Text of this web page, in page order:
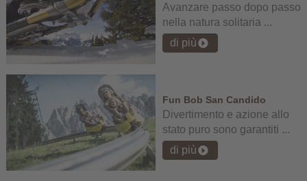
Avanzare passo dopo passo
nella natura solitaria ...
di più
Fun Bob San Candido
Divertimento e azione allo
stato puro sono garantiti ...
di più